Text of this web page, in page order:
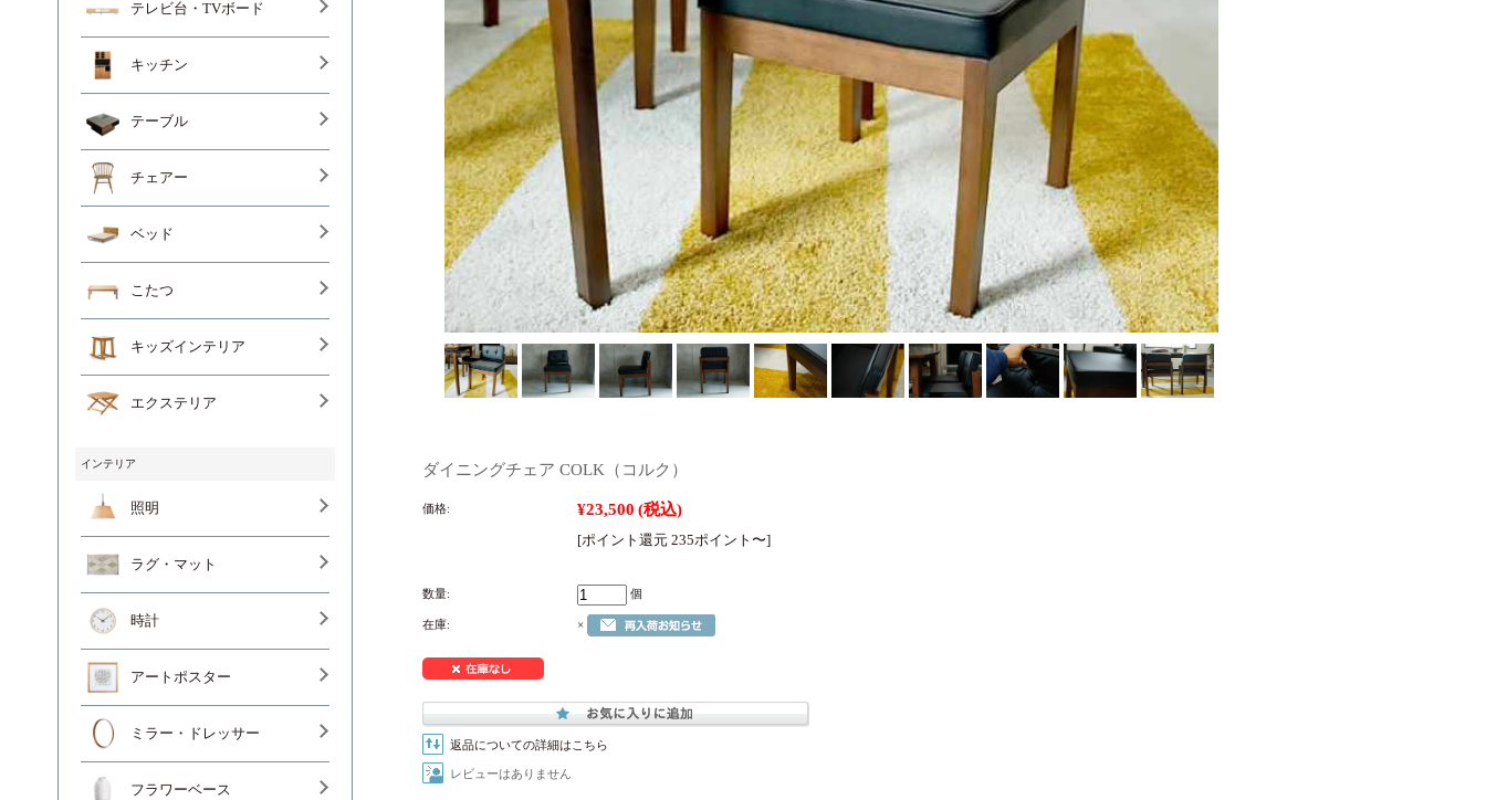
ダイニングチェア COLK（コルク）
価格: ¥23,500 (税込)
[ポイント還元 235ポイント〜]
数量: 個
在庫: ×
返品についての詳細はこちら
レビューはありません
テレビ台・TVボード
キッチン
テーブル
チェアー
ベッド
こたつ
キッズインテリア
エクステリア
インテリア
照明
ラグ・マット
時計
アートポスター
ミラー・ドレッサー
フラワーベース